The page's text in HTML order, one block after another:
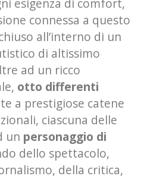
connessa a questo
all’interno di un
di altissimo
ad un ricco
otto differenti
a prestigiose catene
ciascuna delle
un personaggio di
dello spettacolo,
della critica,